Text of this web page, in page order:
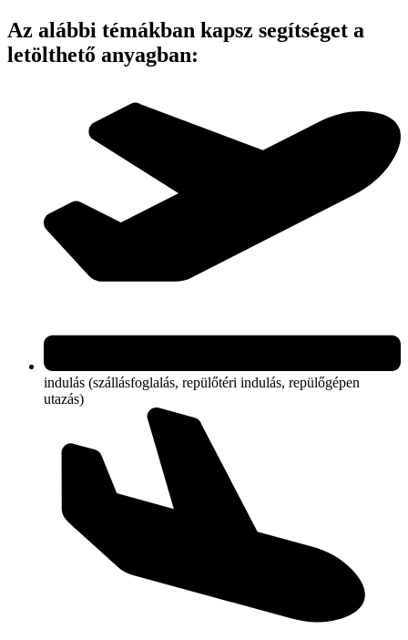
Az alábbi témákban kapsz segítséget a
letölthető anyagban:
indulás (szállásfoglalás, repülőtéri indulás, repülőgépen
utazás)